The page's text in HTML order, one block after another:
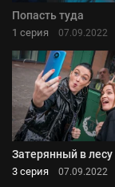
Попасть туда
1 серия 07.09.2022
Затерянный в лесу
3 серия 07.09.2022